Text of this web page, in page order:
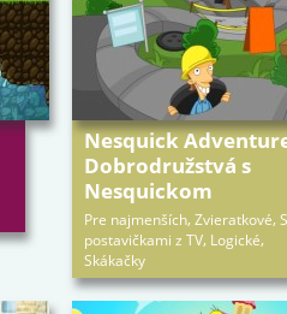
Nesquick
Dobrodružstvá s
Nesquickom
Pre najmenších,Zvieratkové,S
postavičkami z TV, Logické,
Skákačky